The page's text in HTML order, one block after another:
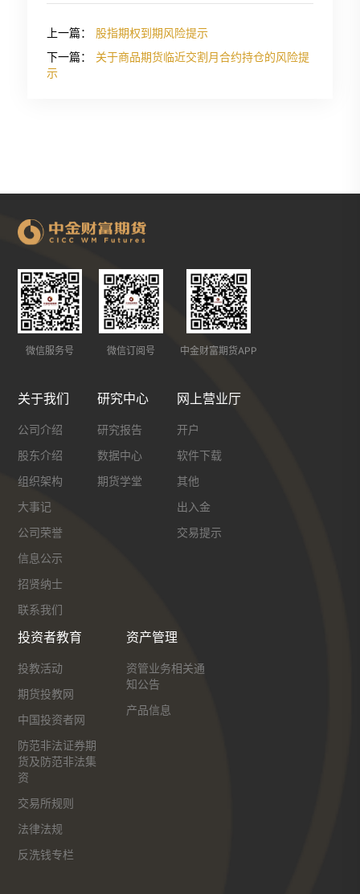
上一篇：
股指期权到期风险提示
下一篇：
关于商品期货临近交割月合约持仓的风险提
示
微信服务号 微信订阅号 中金财富期货APP
关于我们
公司介绍
股东介绍
组织架构
大事记
公司荣誉
信息公示
招贤纳士
联系我们
研究中心
研究报告
数据中心
期货学堂
网上营业厅
开户
软件下载
其他
出入金
交易提示
投资者教育
投教活动
期货投教网
中国投资者网
防范非法证券期
货及防范非法集
资
交易所规则
法律法规
反洗钱专栏
资产管理
资管业务相关通
知公告
产品信息